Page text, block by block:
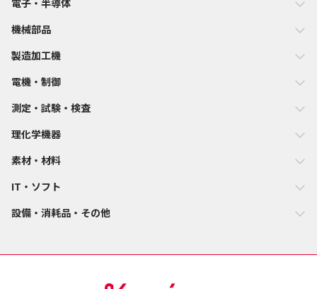
電子・半導体
機械部品
製造加工機
電機・制御
測定・試験・検査
理化学機器
素材・材料
IT・ソフト
設備・消耗品・その他